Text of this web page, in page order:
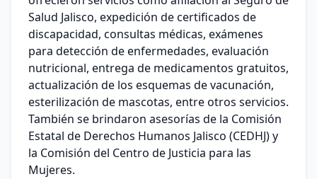
Salud Jalisco, expedición de certificados de
discapacidad, consultas médicas, exámenes
para detección de enfermedades, evaluación
nutricional, entrega de medicamentos gratuitos,
actualización de los esquemas de vacunación,
esterilización de mascotas, entre otros servicios.
También se brindaron asesorías de la Comisión
Estatal de Derechos Humanos Jalisco (CEDHJ) y
la Comisión del Centro de Justicia para las
Mujeres.